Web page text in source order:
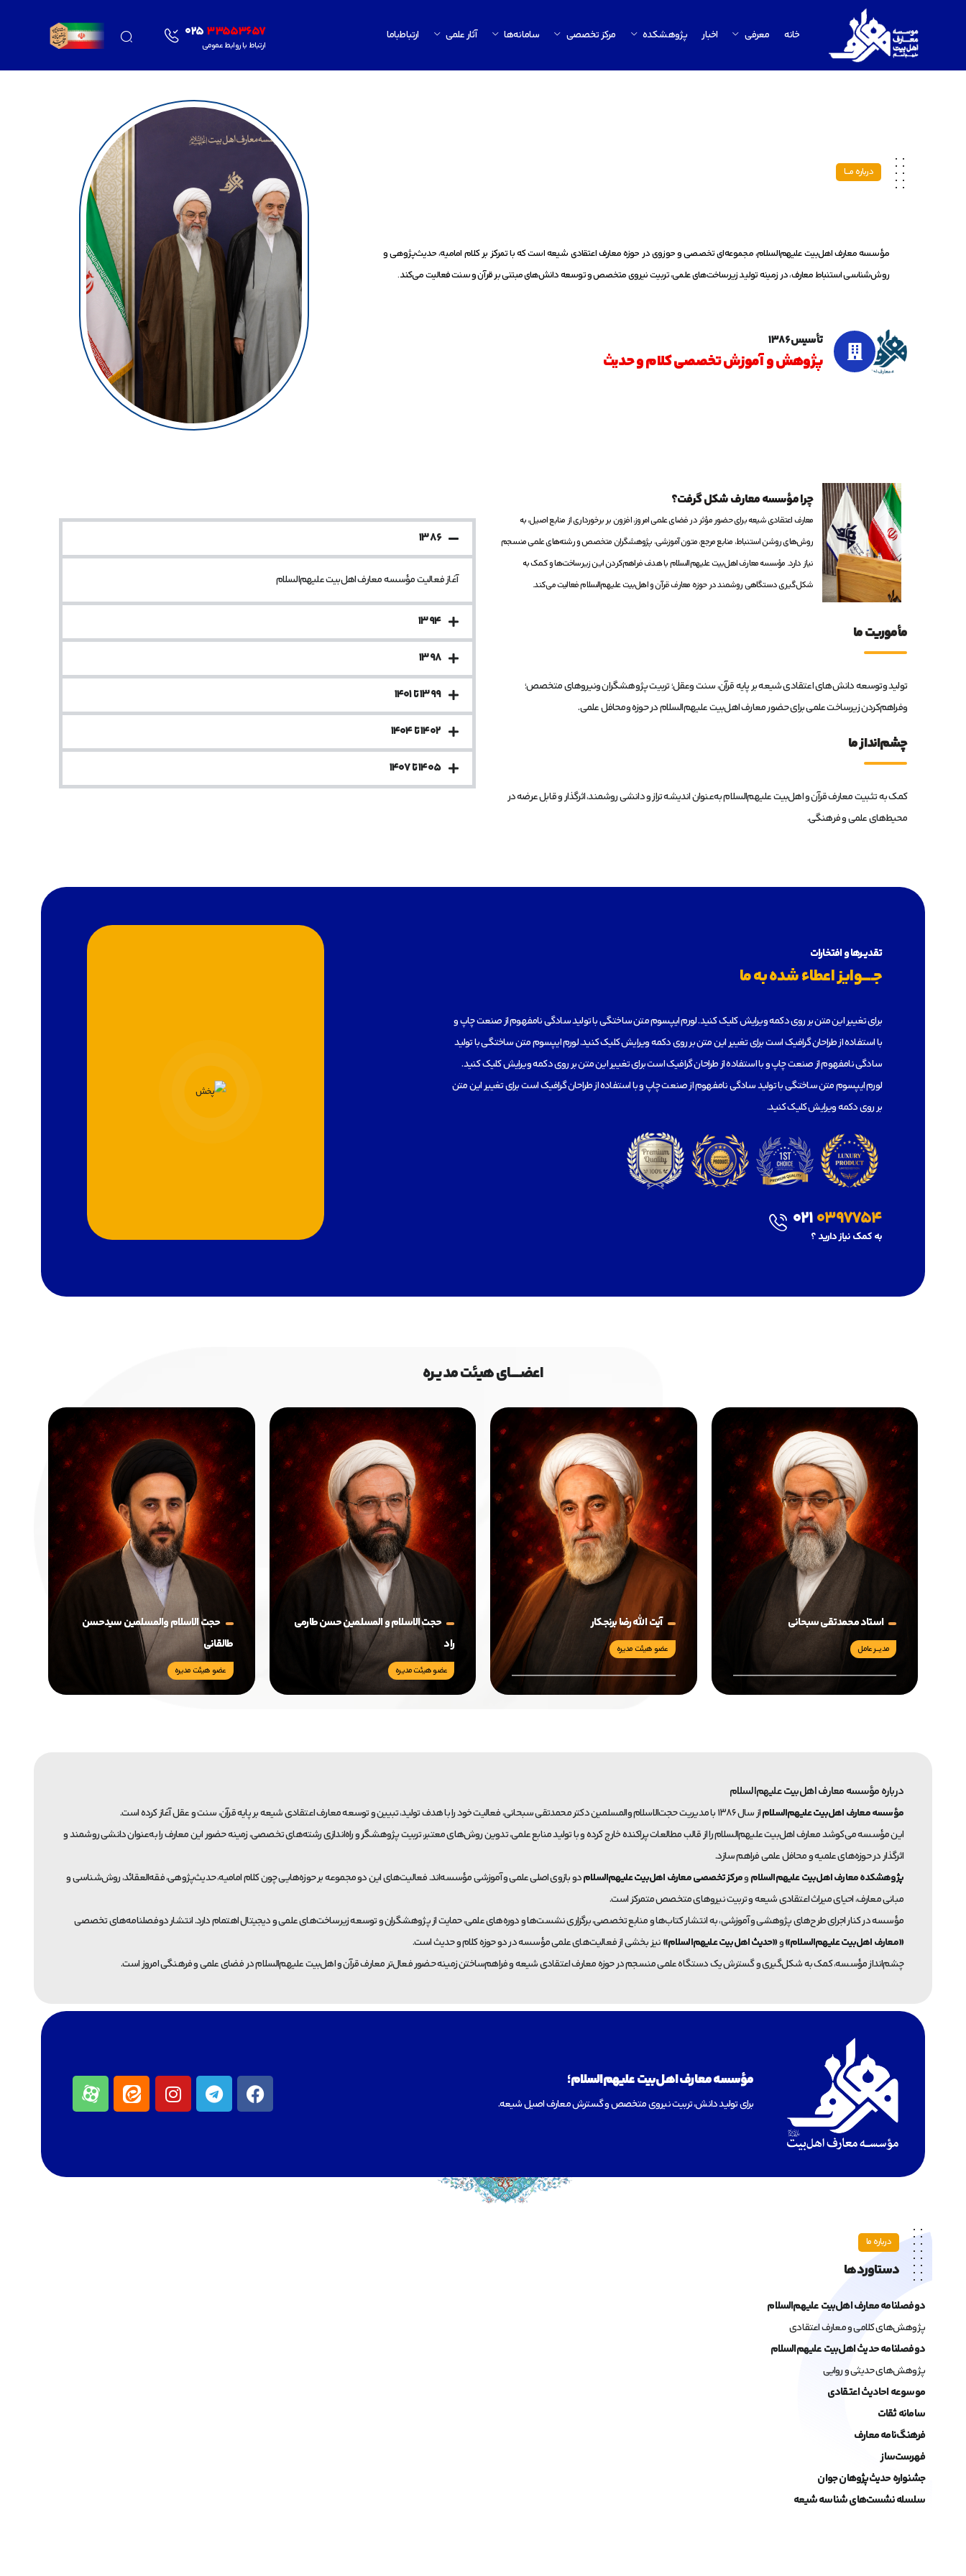
خانه معرفی اخبار پژوهشکده مرکز تخصصی سامانه‌ها آثار علمی ارتباط‌باما 02533553657
ارتباط با روابط عمومی
درباره مـــــا
مؤسسه معارف اهل‌بیت علیهم‌السلام، مجموعه‌ای تخصصی و حوزوی در حوزه معارف اعتقادی شیعه است که با تمرکز بر کلام امامیه، حدیث‌پژوهی و
روش‌شناسی استنباط معارف، در زمینه تولید زیرساخت‌های علمی، تربیت نیروی متخصص و توسعه دانش‌های مبتنی بر قرآن و سنت فعالیت می‌کند.
تأسیس ۱۳۸۶
پژوهش و آموزش تخصصی کلام و حدیث‌
چرا مؤسسه معارف شکل گرفت؟
معارف اعتقادی شیعه برای حضور مؤثر در فضای علمی امروز، افزون بر برخورداری از منابع اصیل، به
روش‌های روشن استنباط، منابع مرجع، متون آموزشی، پژوهشگران متخصص و رشته‌های علمی منسجم
نیاز دارد. مؤسسه معارف اهل‌بیت علیهم‌السلام با هدف فراهم‌کردن این زیرساخت‌ها و کمک به
شکل‌گیری دستگاهی روشمند در حوزه معارف قرآن و اهل‌بیت علیهم‌السلام فعالیت می‌کند.
مأموریت ما
تولید وتوسعه دانش‌های اعتقادی شیعه بر پایه قرآن، سنت وعقل؛ تربیت پژوهشگران ونیروهای متخصص؛
وفراهم‌کردن زیرساخت علمی برای حضور معارف اهل‌بیت علیهم‌السلام در حوزه ومحافل علمی.
چشم‌انداز ما
کمک به تثبیت معارف قرآن و اهل‌بیت علیهم‌السلام به‌عنوان اندیشه تراز و دانشی روشمند، اثرگذار و قابل عرضه در
محیط‌های علمی و فرهنگی.
۱۳۸۶
آغاز فعالیت مؤسسه معارف اهل‌بیت علیهم‌السلام
۱۳۹۴
۱۳۹۸
۱۳۹۹ تا ۱۴۰۱
۱۴۰۲ تا ۱۴۰۴
۱۴۰۵ تا ۱۴۰۷
تقدیـــرها و افتخارات
جـــــوایز اعطاء شده به ما
برای تغییر این متن بر روی دکمه ویرایش کلیک کنید. لورم ایپسوم متن ساختگی با تولید سادگی نامفهوم از صنعت چاپ و
با استفاده از طراحان گرافیک است برای تغییر این متن بر روی دکمه ویرایش کلیک کنید. لورم ایپسوم متن ساختگی با تولید
سادگی نامفهوم از صنعت چاپ و با استفاده از طراحان گرافیک است برای تغییر این متن بر روی دکمه ویرایش کلیک کنید.
لورم ایپسوم متن ساختگی با تولید سادگی نامفهوم از صنعت چاپ و با استفاده از طراحان گرافیک است برای تغییر این متن
بر روی دکمه ویرایش کلیک کنید.
0210397754
به کمک نیاز دارید ؟
اعضــــــای هیئت مدیــره
استاد محمدتقی سبحانی
مدیــــر عامل
آیت الله رضا برنجکار
عضو هیئت مدیره
حجت الاسلام و المسلمین حسن طارمی
راد
عضو هیئت مدیره
حجت الاسلام والمسلمین سیدحسن
طالقانی
عضو هیئت مدیره
درباره مؤسسه معارف اهل‌بیت علیهم‌السلام
مؤسسه معارف اهل‌بیت علیهم‌السلاماز سال ۱۳۸۶ با مدیریت حجت‌الاسلام والمسلمین دکتر محمدتقی سبحانی، فعالیت خود را با هدف تولید، تبیین و توسعه معارف اعتقادی شیعه بر پایه قرآن، سنت و عقل آغاز کرده است.
این مؤسسه می‌کوشد معارف اهل‌بیت علیهم‌السلام را از قالب مطالعات پراکنده خارج کرده و با تولید منابع علمی، تدوین روش‌های معتبر، تربیت پژوهشگر و راه‌اندازی رشته‌های تخصصی، زمینه حضور این معارف را به‌عنوان دانشی روشمند و
اثرگذار در حوزه‌های علمیه و محافل علمی فراهم سازد.
پژوهشکده معارف اهل‌بیت علیهم‌السلامومرکز تخصصی معارف اهل‌بیت علیهم‌السلامدو بازوی اصلی علمی و آموزشی مؤسسه‌اند. فعالیت‌های این دو مجموعه بر حوزه‌هایی چون کلام امامیه، حدیث‌پژوهی، فقه‌العقائد، روش‌شناسی و
مبانی معارف، احیای میراث اعتقادی شیعه و تربیت نیروهای متخصص متمرکز است.
مؤسسه در کنار اجرای طرح‌های پژوهشی و آموزشی، به انتشار کتاب‌ها و منابع تخصصی، برگزاری نشست‌ها و دوره‌های علمی، حمایت از پژوهشگران و توسعه زیرساخت‌های علمی و دیجیتال اهتمام دارد. انتشار دوفصلنامه‌های تخصصی
«معارف اهل‌بیت علیهم‌السلام»و«حدیث اهل‌بیت علیهم‌السلام»نیز بخشی از فعالیت‌های علمی مؤسسه در دو حوزه کلام و حدیث است.
چشم‌انداز مؤسسه، کمک به شکل‌گیری و گسترش یک دستگاه علمی منسجم در حوزه معارف اعتقادی شیعه و فراهم‌ساختن زمینه حضور فعال‌تر معارف قرآن و اهل‌بیت علیهم‌السلام در فضای علمی و فرهنگی امروز است.
مؤسسه معارف اهل‌بیت علیهم‌السلام؛
برای تولید دانش، تربیت نیروی متخصص و گسترش معارف اصیل شیعه.
درباره ما
دستاوردها
دوفصلنامه معارف اهل‌بیت علیهم‌السلام
پژوهش‌های کلامی و معارف اعتقادی
دوفصلنامه حدیث اهل‌بیت علیهم‌السلام
پژوهش‌های حدیثی و روایی
موسوعه احادیث اعتقادی
سامانه ثقات
فرهنگ‌نامه معارف
فهرست‌ساز
جشنواره حدیث‌پژوهان جوان
سلسله نشست‌های شناسه شیعه